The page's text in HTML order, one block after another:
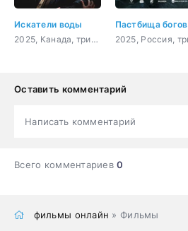
Искатели воды
2025, Канада, триллер
Пастбища богов
Оставить комментарий
Написать комментарий
Всего комментариев0
фильмы онлайн » Фильмы